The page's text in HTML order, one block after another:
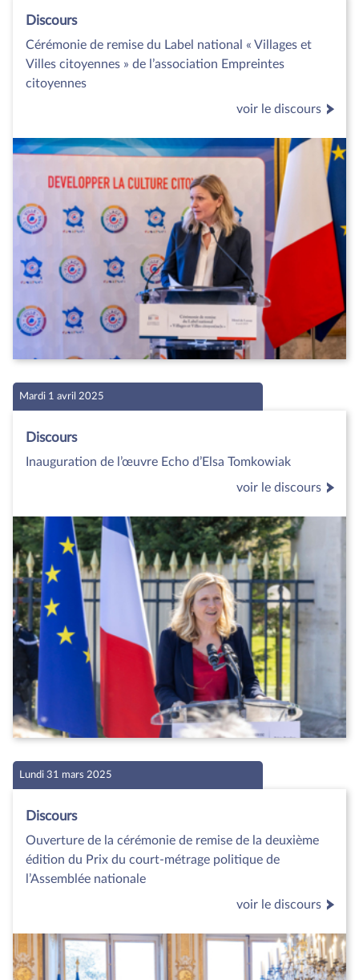
Discours
Cérémonie de remise du Label national « Villages et
Villes citoyennes » de l’association Empreintes
citoyennes
voir le discours
Mardi 1 avril 2025
Discours
Inauguration de l’œuvre Echo d’Elsa Tomkowiak
voir le discours
Lundi 31 mars 2025
Discours
Ouverture de la cérémonie de remise de la deuxième
édition du Prix du court-métrage politique de
l’Assemblée nationale
voir le discours